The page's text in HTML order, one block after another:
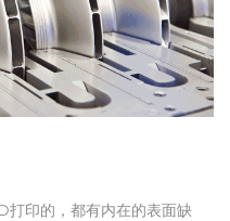
打印的，都有内在的表面缺